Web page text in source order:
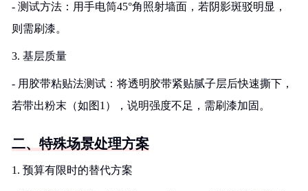
- 测试方法：用手电筒45°角照射墙面，若阴影斑驳明显，
则需刷漆。
3. 基层质量
- 用胶带粘贴法测试：将透明胶带紧贴腻子层后快速撕下，
若带出粉末（如图1），说明强度不足，需刷漆加固。
二、特殊场景处理方案
1. 预算有限时的替代方案